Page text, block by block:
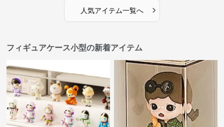
人気アイテム一覧へ ›
フィギュアケース小型の新着アイテム